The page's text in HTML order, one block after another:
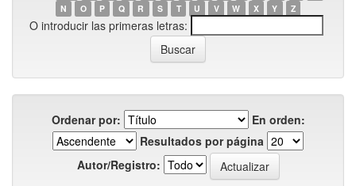
N
O P Q R S T U V W X Y Z
O introducir las primeras letras:
Ordenar por:
En orden:
Resultados por página
Autor/Registro: